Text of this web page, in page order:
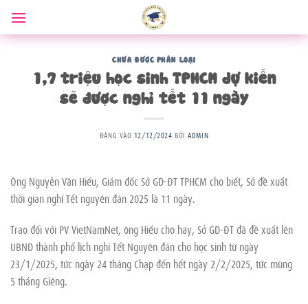
qua
nội
CHƯA ĐƯỢC PHÂN LOẠI
1,7 triệu học sinh TPHCM dự kiến
sẽ được nghỉ tết 11 ngày
ĐĂNG VÀO 12/12/2024 BỞIADMIN
Ông Nguyễn Văn Hiếu, Giám đốc Sở GD-ĐT TPHCM cho biết, Sở đề xuất
thời gian nghỉ Tết nguyên đán 2025 là 11 ngày.
Trao đổi với PV VietNamNet, ông Hiếu cho hay, Sở GD-ĐT đã đề xuất lên
UBND thành phố lịch nghỉ Tết Nguyên đán cho học sinh từ ngày
23/1/2025, tức ngày 24 tháng Chạp đến hết ngày 2/2/2025, tức mùng
5 tháng Giêng.